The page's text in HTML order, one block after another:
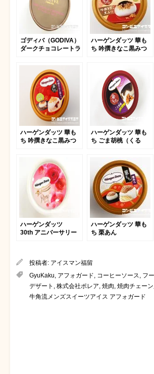
ゴディバ（GODIVA）
ダークチョコレートラ
ハーゲンダッツ 華も
ち 吟撰きなこ黒みつ
ハーゲンダッツ 華も
ち 吟撰きなこ黒みつ
ハーゲンダッツ 華も
ち ごま胡桃（くる
ハーゲンダッツ
30th アニバーサリー
ハーゲンダッツ 華も
ち 栗あん
投稿者: アイスマン福留
GyuKaku, アフォガード, コーヒーソース, フ
デザート , 株式会社ポレア, 焼肉, 焼肉チェー
牛角流メンズスイーツアイス アフォガード